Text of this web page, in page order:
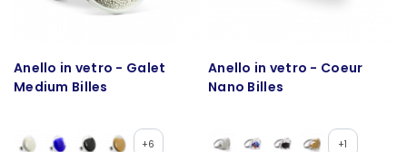
Anello in vetro - Galet
Medium Billes
+6
Anello in vetro - Coeur
Nano Billes
+1